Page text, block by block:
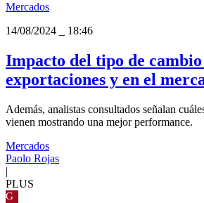
Mercados
14/08/2024
18:46
Impacto del tipo de cambio
exportaciones y en el
Además, analistas consultados señalan
vienen mostrando una mejor performance.
Mercados
Paolo Rojas
|
PLUS
G